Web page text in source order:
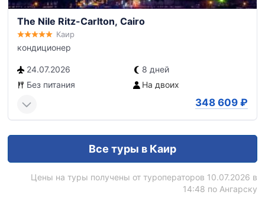
The Nile Ritz-Carlton, Cairo
Каир
кондиционер
24.07.2026
8 дней
Без питания
На двоих
348 609 ₽
Все туры в Каир
Цены на туры получены от туроператоров 10.07.2026 в
14:48 по Ангарску